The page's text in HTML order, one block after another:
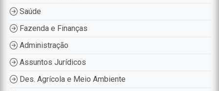
Saúde
Fazenda e Finanças
Administração
Assuntos Jurídicos
Des. Agrícola e Meio Ambiente